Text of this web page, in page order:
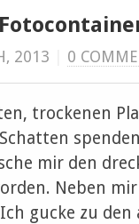
2013 0
trockenen
mir den
Neben
gucke zu